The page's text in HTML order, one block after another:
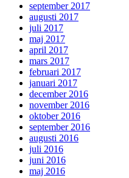
september 2017
augusti 2017
juli 2017
maj 2017
april 2017
mars 2017
februari 2017
januari 2017
december 2016
november 2016
oktober 2016
september 2016
augusti 2016
juli 2016
juni 2016
maj 2016